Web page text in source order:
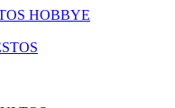
HOBBYE